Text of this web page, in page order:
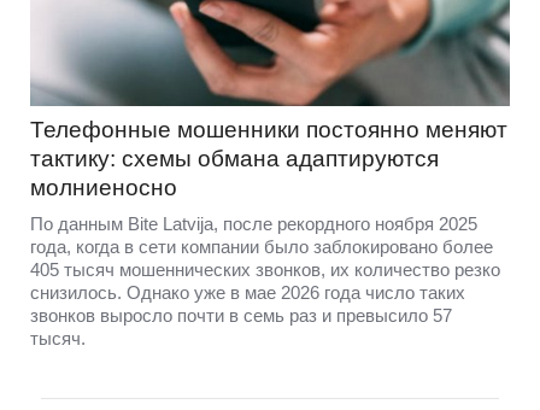
Телефонные мошенники постоянно меняют
тактику: схемы обмана адаптируются
молниеносно
По данным Bite Latvija, после рекордного ноября 2025
года, когда в сети компании было заблокировано более
405 тысяч мошеннических звонков, их количество резко
снизилось. Однако уже в мае 2026 года число таких
звонков выросло почти в семь раз и превысило 57
тысяч.